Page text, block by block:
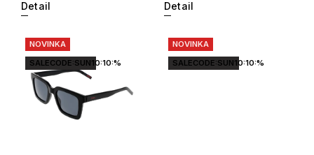
Detail Detail
NOVINKA
SALECODE:SUN10:10:%
NOVINKA
SALECODE:SUN10:10:%